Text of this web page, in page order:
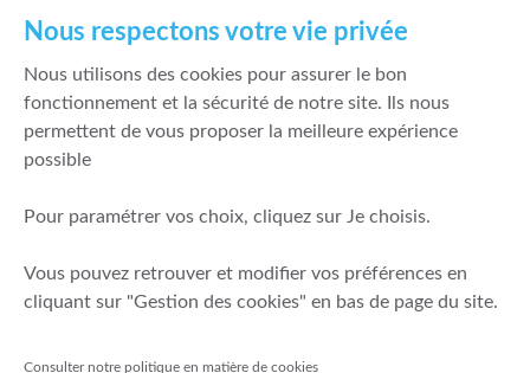
Politique de meilleure sélection
Politique de durabilité
Fonds de garantie des dépôts et de résolution
Mentions légales
Prévention de la fraude
Nous respectons votre vie privée
Nous utilisons des cookies pour assurer le bon
fonctionnement et la sécurité de notre site. Ils nous
permettent de vous proposer la meilleure expérience
possible
Pour paramétrer vos choix, cliquez sur Je choisis.
Vous pouvez retrouver et modifier vos préférences en
cliquant sur "Gestion des cookies" en bas de page du site.
Consulter notre politique en matière de cookies